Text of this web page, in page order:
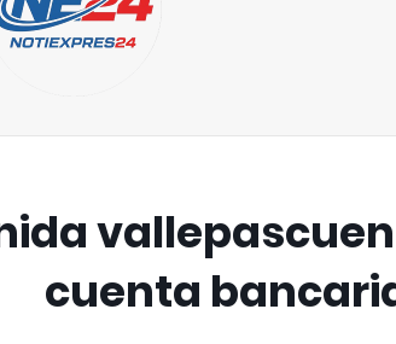
cuenta